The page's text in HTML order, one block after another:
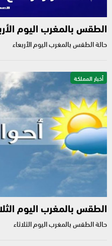
الطقس بالمغرب اليوم
حالة الطقس بالمغرب اليوم الأربعاء
أخبار المملكة
الطقس بالمغرب اليوم
حالة الطقس بالمغرب اليوم الثلاثاء